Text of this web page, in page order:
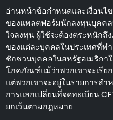
อ่านหน้าข้อกําหนดและเงื่อนไ
ของแพลตฟอร์มนักลงทุนบุคค
ใจลงทุน ผู้ใช้จะต้องตระหนักถึ
ของแต่ละบุคคลในประเทศที่พํ
ชักชวนบุคคลในสหรัฐอเมริกา
โภคภัณฑ์แม้ว่าพวกเขาจะเรีย
แต่พวกเขาจะอยู่ในรายการสํ
การแลกเปลี่ยนที่จดทะเบียน
ยกเว้นตามกฎหมาย